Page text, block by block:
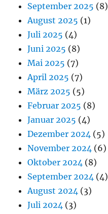
September 2025 (8)
August 2025 (1)
Juli 2025 (4)
Juni 2025 (8)
Mai 2025 (7)
April 2025 (7)
März 2025 (5)
Februar 2025 (8)
Januar 2025 (4)
Dezember 2024 (5)
November 2024 (6)
Oktober 2024 (8)
September 2024 (4)
August 2024 (3)
Juli 2024 (3)